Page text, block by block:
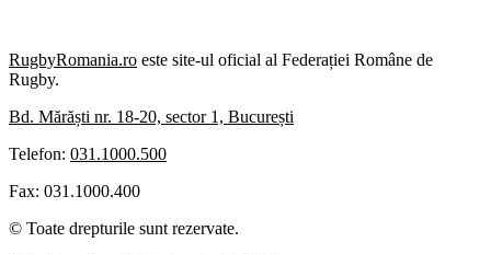
RugbyRomania.ro este site-ul oficial al Federației Române de
Rugby.
Bd. Mărăști nr. 18-20, sector 1, București
Telefon: 031.1000.500
Fax: 031.1000.400
© Toate drepturile sunt rezervate.